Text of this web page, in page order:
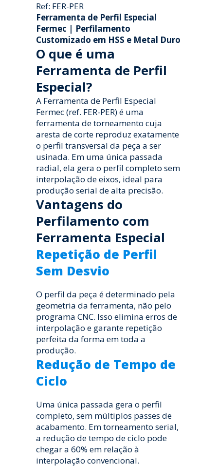
Ref: FER-PER
Ferramenta de Perfil Especial
Fermec | Perfilamento
Customizado em HSS e Metal Duro
O que é uma
Ferramenta de Perfil
Especial?
A Ferramenta de Perfil Especial
Fermec (ref. FER-PER) é uma
ferramenta de torneamento cuja
aresta de corte reproduz exatamente
o perfil transversal da peça a ser
usinada. Em uma única passada
radial, ela gera o perfil completo sem
interpolação de eixos, ideal para
produção serial de alta precisão.
Vantagens do
Perfilamento com
Ferramenta Especial
Repetição de Perfil
Sem Desvio
O perfil da peça é determinado pela
geometria da ferramenta, não pelo
programa CNC. Isso elimina erros de
interpolação e garante repetição
perfeita da forma em toda a
produção.
Redução de Tempo de
Ciclo
Uma única passada gera o perfil
completo, sem múltiplos passes de
acabamento. Em torneamento serial,
a redução de tempo de ciclo pode
chegar a 60% em relação à
interpolação convencional.